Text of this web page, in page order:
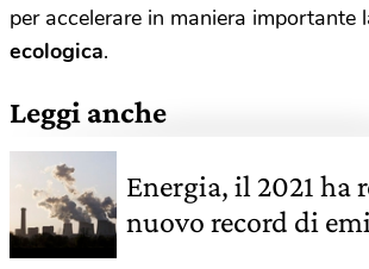
per accelerare in maniera importante
ecologica.
Leggi anche
Energia, il 2021 ha
nuovo record di